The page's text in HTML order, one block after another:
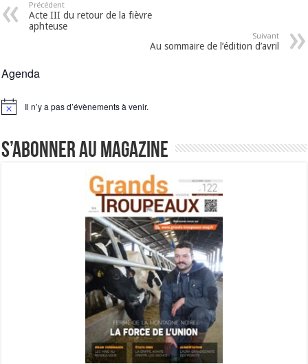
Précédent
Acte III du retour de la fièvre
aphteuse
Suivant
Au sommaire de l’édition d’avril
Agenda
Notice Il n’y a pas d’évènements à venir.
S’abonner au magazine